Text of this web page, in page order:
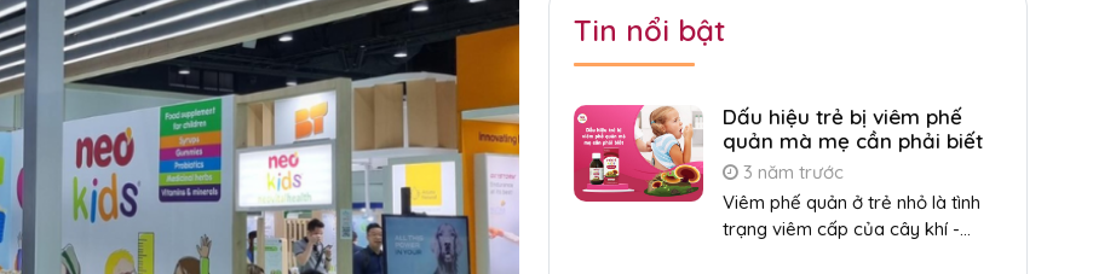
Tin nổi bật
Dấu hiệu trẻ bị viêm phế
quản mà mẹ cần phải biết
3 năm trước
Viêm phế quản ở trẻ nhỏ là tình
trạng viêm cấp của cây khí -...